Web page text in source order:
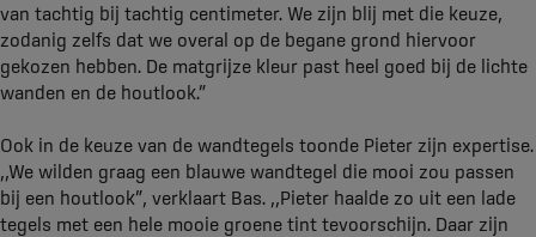
van tachtig bij tachtig centimeter. We zijn blij met die keuze,
zodanig zelfs dat we overal op de begane grond hiervoor
gekozen hebben. De matgrijze kleur past heel goed bij de lichte
wanden en de houtlook.”
Ook in de keuze van de wandtegels toonde Pieter zijn expertise.
,,We wilden graag een blauwe wandtegel die mooi zou passen
bij een houtlook”, verklaart Bas. ,,Pieter haalde zo uit een lade
tegels met een hele mooie groene tint tevoorschijn. Daar zijn